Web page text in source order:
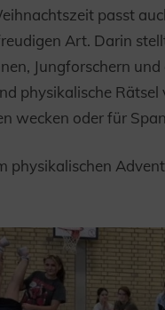
passt
Art. Darin
Jungforschern
physikalische
wecken oder für
physikalischen